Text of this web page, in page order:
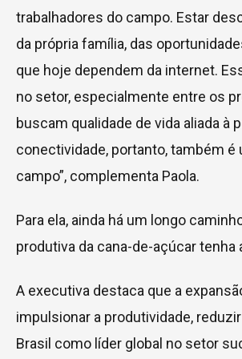
trabalhadores do campo. Estar
da própria família, das
que hoje dependem da internet.
no setor, especialmente entre os
buscam qualidade de vida aliada
conectividade, portanto, também
campo”, complementa Paola.
Para ela, ainda há um longo
produtiva da cana-de-açúcar
A executiva destaca que a
impulsionar a produtividade,
Brasil como líder global no setor